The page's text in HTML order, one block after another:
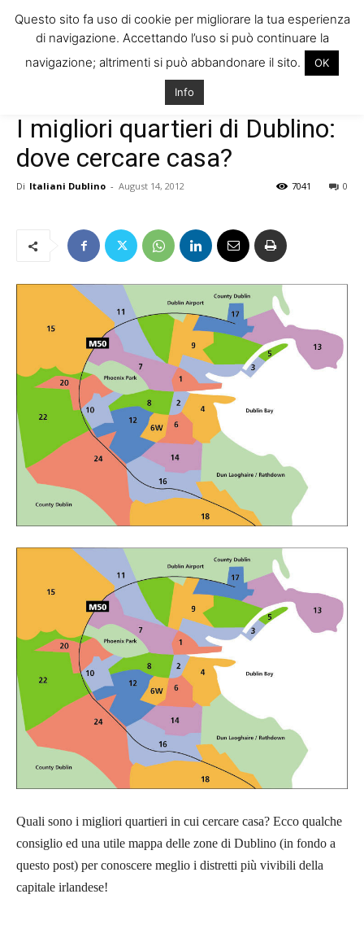
I migliori quartieri di Dublino:
dove cercare casa?
Di Italiani Dublino - August 14, 2012 0
7041
Quali sono i migliori quartieri in cui cercare casa? Ecco qualche
consiglio ed una utile mappa delle zone di Dublino (in fondo a
questo post) per conoscere meglio i distretti più vivibili della
capitale irlandese!
Questo sito fa uso di cookie per migliorare la tua esperienza
di navigazione. Accettando l’uso si può continuare la
navigazione; altrimenti si può abbandonare il sito.
OK
Info